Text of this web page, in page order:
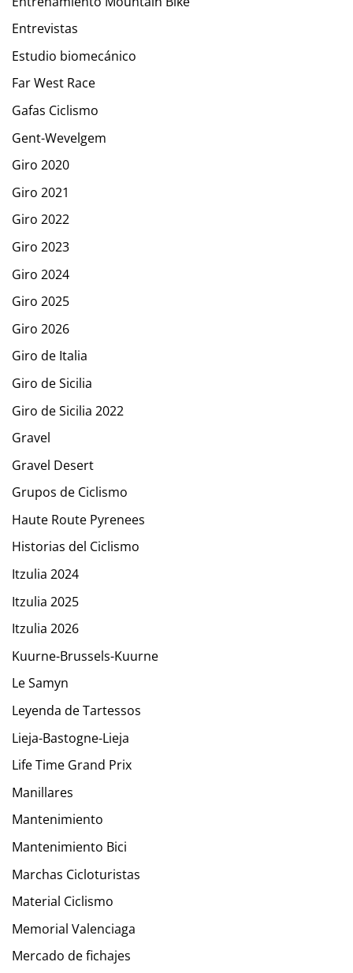
Entrevistas
Estudio biomecánico
Far West Race
Gafas Ciclismo
Gent-Wevelgem
Giro 2020
Giro 2021
Giro 2022
Giro 2023
Giro 2024
Giro 2025
Giro 2026
Giro de Italia
Giro de Sicilia
Giro de Sicilia 2022
Gravel
Gravel Desert
Grupos de Ciclismo
Haute Route Pyrenees
Historias del Ciclismo
Itzulia 2024
Itzulia 2025
Itzulia 2026
Kuurne-Brussels-Kuurne
Le Samyn
Leyenda de Tartessos
Lieja-Bastogne-Lieja
Life Time Grand Prix
Manillares
Mantenimiento
Mantenimiento Bici
Marchas Cicloturistas
Material Ciclismo
Memorial Valenciaga
Mercado de fichajes